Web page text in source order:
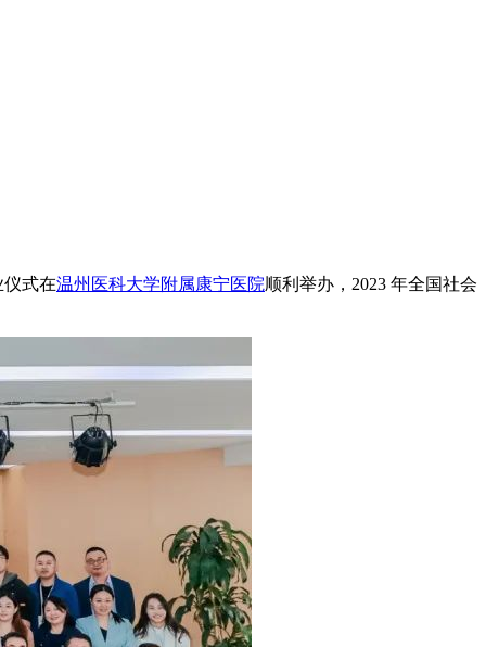
式在温州医科大学附属康宁医院顺利举办，2023 年全国社会